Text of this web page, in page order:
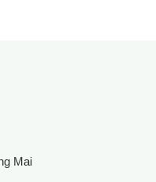
Mai